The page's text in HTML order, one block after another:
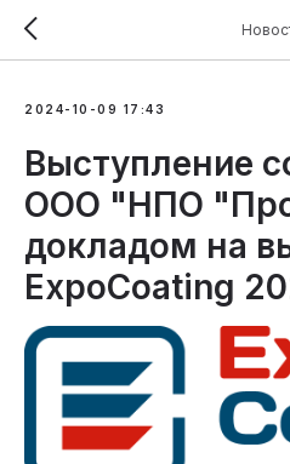
2024-10-09 17:43
Выступление
ООО "НПО
докладом на
ExpoCoating